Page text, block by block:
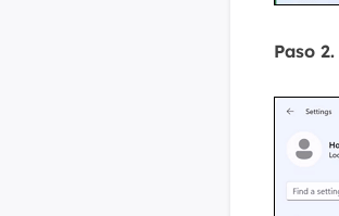
Paso 2.